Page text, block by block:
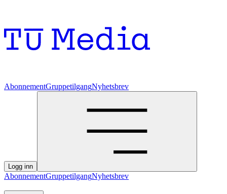
AbonnementGruppetilgangNyhetsbrev
Logg inn
AbonnementGruppetilgangNyhetsbrev